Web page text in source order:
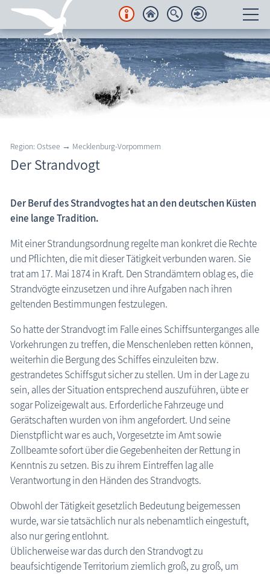
Unterkünfte
Regionales
Urlaubsorte
Karten
Freizeit
Wissenswertes
Aktuelles
FKK-Strände
den Strand erleben
Ostsee, allgemein
Bäderwesen
Badekultur
Bademoden
Blaue Flagge
Strandvogt
Zwickelerlass
Baderegeln
Geschichtliches
Küstenschutz
Küstenschutzbauten
die Natur erleben
Geschichten, Märchen & Sagen
Kranich Grus grus
Region: Ostsee → Mecklenburg-Vorpommern
Der Strandvogt
Der Beruf des Strandvogtes hat an den deutschen Küsten
eine lange Tradition.
Mit einer Strandungsordnung regelte man konkret die Rechte
und Pflichten, die mit dieser Tätigkeit verbunden waren. Sie
trat am 17. Mai 1874 in Kraft. Den Strandämtern oblag es, die
Strandvögte einzusetzen und ihre Aufgaben nach ihren
geltenden Bestimmungen festzulegen.
So hatte der Strandvogt im Falle eines Schiffsunterganges alle
Vorkehrungen zu treffen, die Menschenleben retten können,
weiterhin die Bergung des Schiffes einzuleiten bzw.
gestrandetes Schiffsgut sicher zu stellen. Um in der Lage zu
sein, alles der Situation entsprechend auszuführen, übte er
sogar Polizeigewalt aus. Erforderliche Fahrzeuge und
Gerätschaften wurden von ihm angefordert. Und seine
Dienstpflicht war es auch, Vorgesetzte im Amt sowie
Zollbeamte sofort über die Gegebenheiten der Rettung in
Kenntnis zu setzen. Bis zu ihrem Eintreffen lag alle
Verantwortung in den Händen des Strandvogts.
Obwohl der Tätigkeit gesetzlich Bedeutung beigemessen
wurde, war sie tatsächlich nur als nebenamtlich eingestuft,
also nur gering entlohnt.
Üblicherweise war das durch den Strandvogt zu
beaufsichtigende Territorium ziemlich groß, zu groß, um